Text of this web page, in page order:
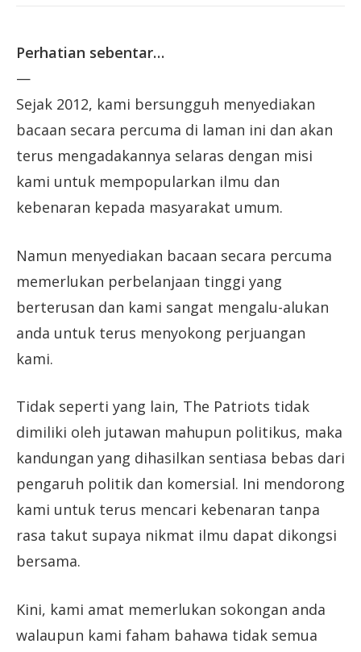
Perhatian sebentar…
—
Sejak 2012, kami bersungguh menyediakan
bacaan secara percuma di laman ini dan akan
terus mengadakannya selaras dengan misi
kami untuk mempopularkan ilmu dan
kebenaran kepada masyarakat umum.
Namun menyediakan bacaan secara percuma
memerlukan perbelanjaan tinggi yang
berterusan dan kami sangat mengalu-alukan
anda untuk terus menyokong perjuangan
kami.
Tidak seperti yang lain, The Patriots tidak
dimiliki oleh jutawan mahupun politikus, maka
kandungan yang dihasilkan sentiasa bebas dari
pengaruh politik dan komersial. Ini mendorong
kami untuk terus mencari kebenaran tanpa
rasa takut supaya nikmat ilmu dapat dikongsi
bersama.
Kini, kami amat memerlukan sokongan anda
walaupun kami faham bahawa tidak semua